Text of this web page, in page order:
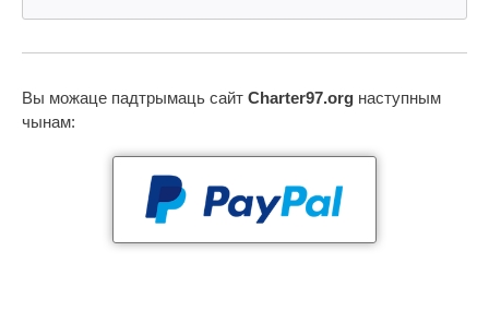
Вы можаце падтрымаць сайт Charter97.org наступным
чынам: